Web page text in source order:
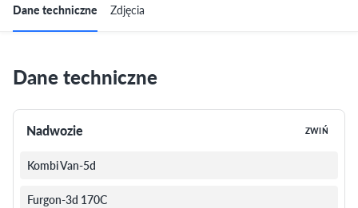
Dane techniczne Zdjęcia
Dane techniczne
Nadwozie ZWIŃ
Kombi Van-5d
Furgon-3d 170C